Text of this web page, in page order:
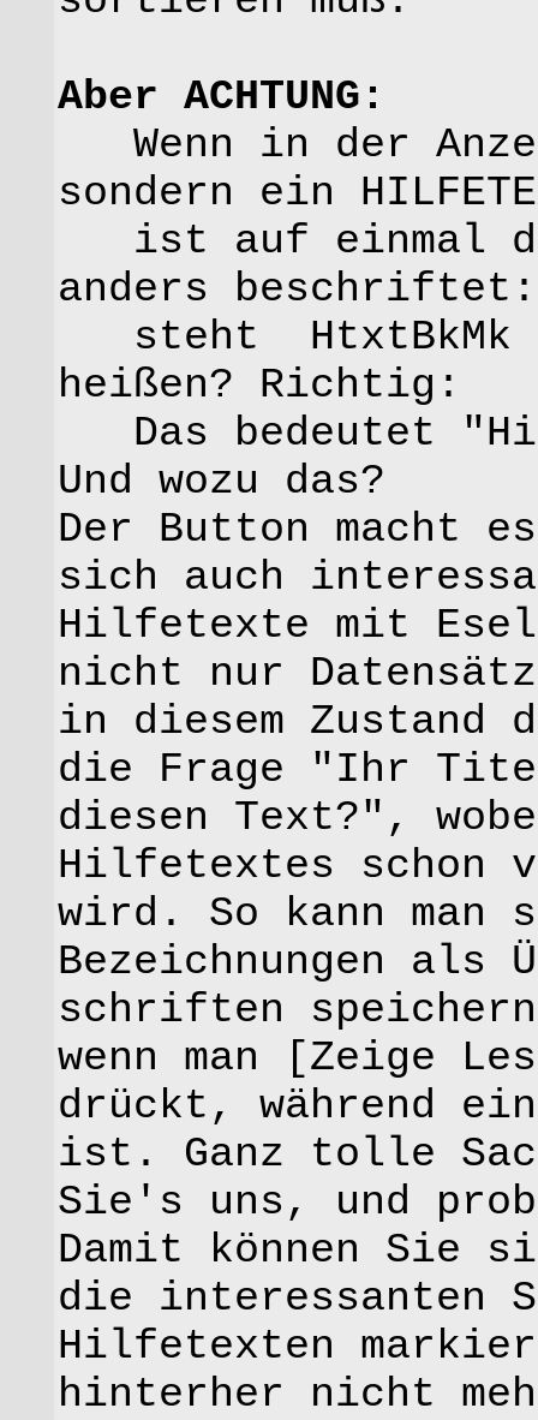
Aber ACHTUNG:
Wenn in der
sondern ein
ist auf einmal
anders
steht HtxtBkMk
heißen? Richtig:
Das bedeutet
Und wozu das?
Der Button macht
sich auch
Hilfetexte mit
nicht nur
in diesem Zustand
die Frage "Ihr
diesen Text?",
Hilfetextes schon
wird. So kann
Bezeichnungen als
schriften
wenn man [Zeige
drückt, während
ist. Ganz tolle
Sie's uns, und
Damit können Sie
die interessanten
Hilfetexten
hinterher nicht